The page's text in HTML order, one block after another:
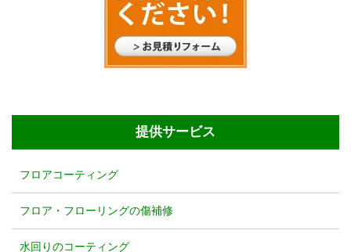
提供サービス
フロアコーティング
フロア・フローリングの傷補修
水回りのコーティング